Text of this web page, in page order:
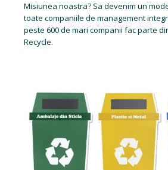
Misiunea noastra? Sa devenim un
toate companiile de management
peste 600 de mari companii fac parte
Recycle.